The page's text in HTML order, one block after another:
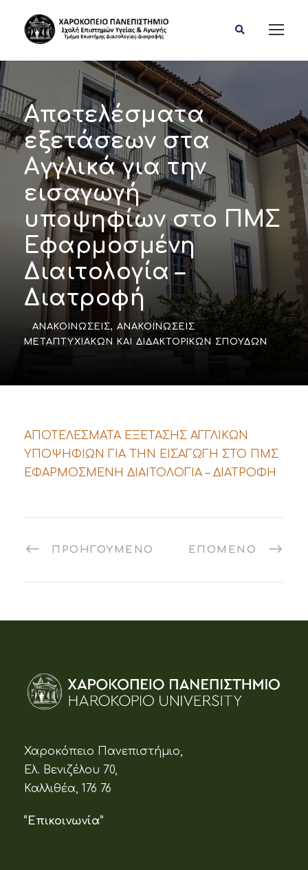
Αποτελέσματα
εξετάσεων στα
Αγγλικά για την
εισαγωγή
υποψηφίων στο ΠΜΣ
Εφαρμοσμένη
Διαιτολογία –
Διατροφή
ΑΝΑΚΟΙΝΏΣΕΙΣ, ΑΝΑΚΟΙΝΏΣΕΙΣ
ΜΕΤΑΠΤΥΧΙΑΚΏΝ ΚΑΙ ΔΙΔΑΚΤΟΡΙΚΏΝ ΣΠΟΥΔΏΝ
ΑΠΟΤΕΛΕΣΜΑΤΑ ΕΞΕΤΑΣΗΣ ΑΓΓΛΙΚΩΝ
ΥΠΟΨΗΦΙΩΝ ΓΙΑ ΤΗΝ ΕΙΣΑΓΩΓΗ ΣΤΟ ΠΜΣ
ΕΦΑΡΜΟΣΜΕΝΗ ΔΙΑΙΤΟΛΟΓΙΑ – ΔΙΑΤΡΟΦΗ
ΠΡΟΗΓΟΎΜΕΝΟ ΕΠΌΜΕΝΟ
Χαροκόπειο Πανεπιστήμιο,
Ελ. Βενιζέλου 70,
Καλλιθέα, 176 76
“Επικοινωνία”